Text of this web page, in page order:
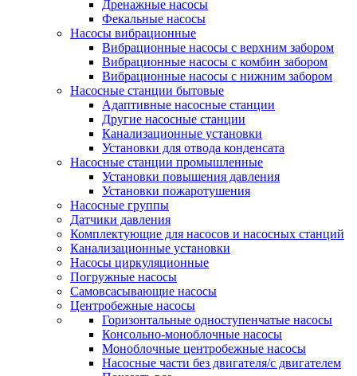
Дренажные насосы
Фекальные насосы
Насосы вибрационные
Вибрационные насосы с верхним забором
Вибрационные насосы с комбин забором
Вибрационные насосы с нижним забором
Насосные станции бытовые
Адаптивные насосные станции
Другие насосные станции
Канализационные установки
Установки для отвода конденсата
Насосные станции промышленные
Установки повышения давления
Установки пожаротушения
Насосные группы
Датчики давления
Комплектующие для насосов и насосных станций
Канализационные установки
Насосы циркуляционные
Погружные насосы
Самовсасывающие насосы
Центробежные насосы
Горизонтальные одноступенчатые насосы
Консольно-моноблочные насосы
Моноблочные центробежные насосы
Насосные части без двигателя/с двигателем